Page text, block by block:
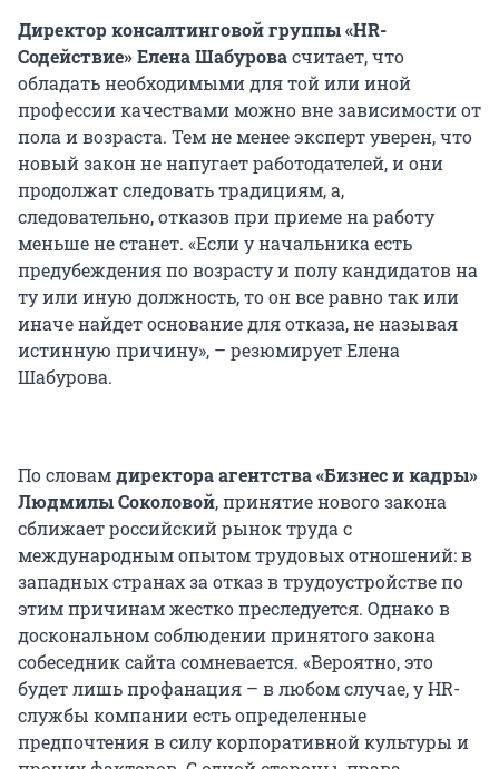
Директор консалтинговой группы «HR-
Содействие» Елена Шабуровасчитает, что
обладать необходимыми для той или иной
профессии качествами можно вне зависимости от
пола и возраста. Тем не менее эксперт уверен, что
новый закон не напугает работодателей, и они
продолжат следовать традициям, а,
следовательно, отказов при приеме на работу
меньше не станет. «Если у начальника есть
предубеждения по возрасту и полу кандидатов на
ту или иную должность, то он все равно так или
иначе найдет основание для отказа, не называя
истинную причину», – резюмирует Елена
Шабурова.
По словамдиректора агентства «Бизнес и кадры»
Людмилы Соколовой, принятие нового закона
сближает российский рынок труда с
международным опытом трудовых отношений: в
западных странах за отказ в трудоустройстве по
этим причинам жестко преследуется. Однако в
доскональном соблюдении принятого закона
собеседник сайта сомневается. «Вероятно, это
будет лишь профанация – в любом случае, у HR-
службы компании есть определенные
предпочтения в силу корпоративной культуры и